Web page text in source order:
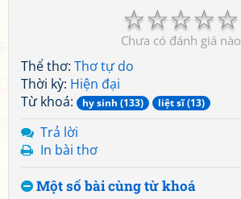
☆
☆
☆
☆
☆
Chưa có đánh giá nào
Thể thơ: Thơ tự do
Thời kỳ: Hiện đại
Từ khoá:
hy sinh (133) liệt sĩ (13)
Trả lời
In bài thơ
Một số bài cùng từ khoá